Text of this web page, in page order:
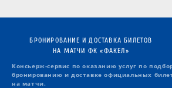
БРОНИРОВАНИЕ И ДОСТАВКА БИЛЕТОВ
НА МАТЧИ ФК «ФАКЕЛ»
Консьерж-сервис по оказанию услуг по
бронированию и доставке официальных
на матчи.